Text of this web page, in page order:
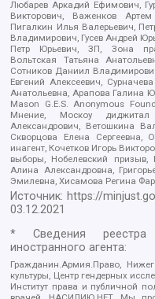
Любарев Аркадий Ефимович,
Викторович, Важенков
Пигалкин Илья Валерьевич,
Владимирович, Гусев Андрей
Петр Юрьевич, ЗП, Зона
Вольтская Татьяна
Сотников Даниил
Евгений Алексеевич,
Анатольевна, Арапова Галина
Mason G.E.S. Anonymous
Мнение, Москоу
Александрович, Ветошкина
Скворцова Елена
инагент, Кочетков Игорь
выборы, Нобелевский призыв,
Алина Александровна,
Эмилевна, Хисамова Регина
Источник: https://
03.12.2021
* Сведения
иностранного агента:
Гражданин.Армия.Право,
культуры, Центр гендерных
Институт права и публичной